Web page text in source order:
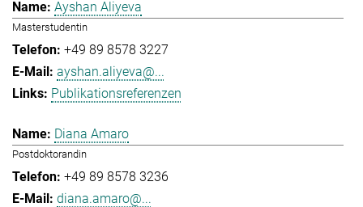
Ayshan Aliyeva
Masterstudentin
+49 89 8578 3227
ayshan.aliyeva@...
Publikationsreferenzen
Diana Amaro
Postdoktorandin
+49 89 8578 3236
diana.amaro@...